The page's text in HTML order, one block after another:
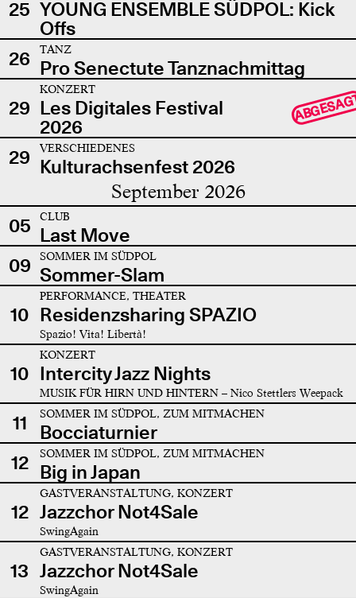
25 YOUNG ENSEMBLE SÜDPOL: Kick
Offs
26
TANZ
Pro Senectute Tanznachmittag
29
KONZERT
Les Digitales Festival
2026
29 VERSCHIEDENES
Kulturachsenfest 2026
September 2026
05 CLUB
Last Move
09
SOMMER IM SÜDPOL
Sommer-Slam
10
PERFORMANCE, THEATER
Residenzsharing SPAZIO
Spazio! Vita! Libertà!
10
KONZERT
Intercity Jazz Nights
MUSIK FÜR HIRN UND HINTERN – Nico Stettlers Weepack
11 SOMMER IM SÜDPOL, ZUM MITMACHEN
Bocciaturnier
12
SOMMER IM SÜDPOL, ZUM MITMACHEN
Big in Japan
12
GASTVERANSTALTUNG, KONZERT
Jazzchor Not4Sale
SwingAgain
13
GASTVERANSTALTUNG, KONZERT
Jazzchor Not4Sale
SwingAgain